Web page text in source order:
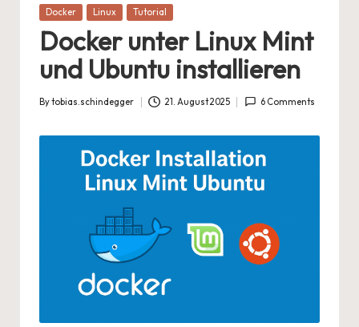
Posted
Docker Linux Tutorial
Docker unter Linux Mint
und Ubuntu installieren
Posted
Bytobias.schindegger 21. August 2025 6 Comments